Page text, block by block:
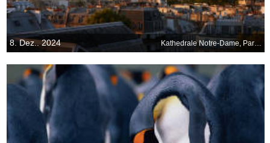
8. Dez.. 2024 Kathedrale Notre-Dame, Paris, Frankreich